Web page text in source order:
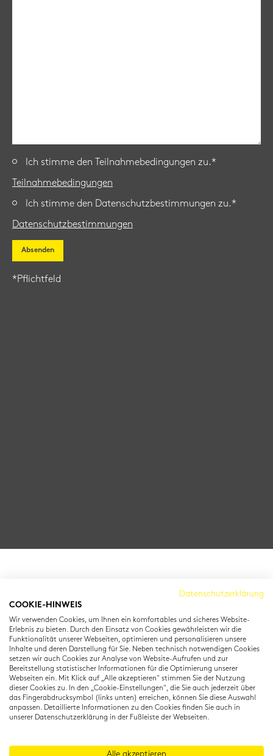
Ich stimme den Teilnahmebedingungen zu.*
Teil­nah­me­be­din­gun­gen
Ich stimme den Datenschutzbestimmungen zu.*
Da­ten­schutz­be­stim­mun­gen
*Pflicht­feld
80333 München
T: +49 (0) 89 22 11 15
info@cambridgeinstitut.de
www.cambridgeinstitut.de
Datenschutzerklärung
COOKIE-HINWEIS
Wir verwenden Cookies, um Ihnen ein komfortables und sicheres Website-
Erlebnis zu bieten. Durch den Einsatz von Cookies gewährleisten wir die
Funktionalität unserer Webseiten, optimieren und personalisieren unsere
Inhalte und deren Darstellung für Sie. Neben technisch notwendigen Cookies
setzen wir auch Cookies zur Analyse von Website-Aufrufen und zur
Bereitstellung statistischer Informationen für die Optimierung unserer
Webseiten ein. Mit Klick auf „Alle akzeptieren" stimmen Sie der Nutzung
dieser Cookies zu. In den „Cookie-Einstellungen", die Sie auch jederzeit über
das Fingerabdrucksymbol (links unten) erreichen, können Sie diese Auswahl
anpassen. Detaillierte Informationen zu den Cookies finden Sie auch in
unserer Datenschutzerklärung in der Fußleiste der Webseiten.